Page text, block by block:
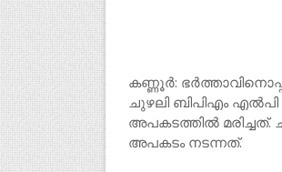
കണ്ണൂര്‍:
ചുഴലി ബിപിഎം
അപകടത്തില്‍
അപകടം നടന്നത്.